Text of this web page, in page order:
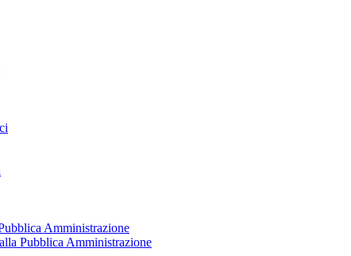
Amministrazione
Pubblica Amministrazione